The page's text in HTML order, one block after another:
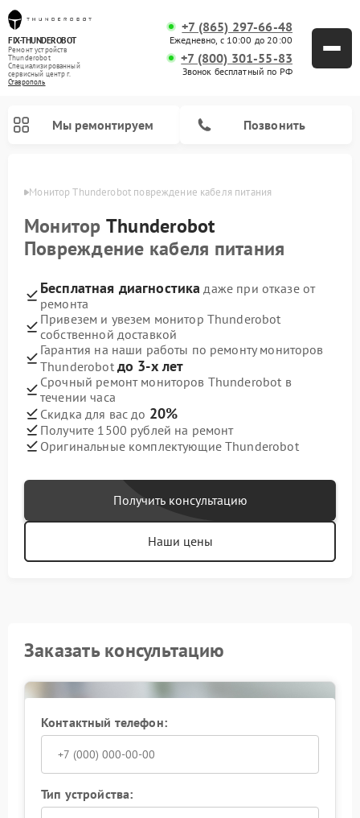
FIX-THUNDEROBOT
Ремонт устройств
Thunderobot
Специализированный
cервисный центр г.
Ставрополь
+7 (865) 297-66-48
Ежедневно, с 10:00 до 20:00
+7 (800) 301-55-83
Звонок бесплатный по РФ
Мы ремонтируем Позвонить
Монитор Thunderobot повреждение кабеля питания
Монитор Thunderobot
Повреждение кабеля питания
Бесплатная диагностика даже при отказе от
ремонта
Привезем и увезем монитор Thunderobot
собственной доставкой
Гарантия на наши работы по ремонту мониторов
Thunderobot до 3-х лет
Срочный ремонт мониторов Thunderobot в
течении часа
Скидка для вас до 20%
Получите 1500 рублей на ремонт
Оригинальные комплектующие Thunderobot
Получить консультацию
Наши цены
Заказать консультацию
Контактный телефон:
Тип устройства: